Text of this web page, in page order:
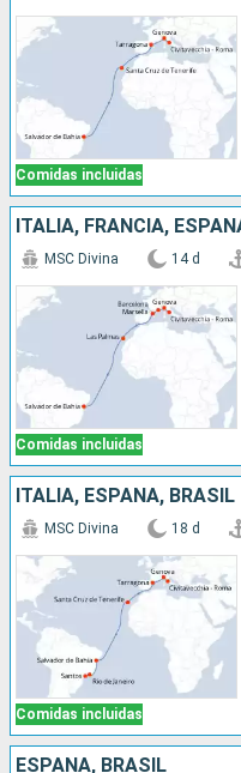
Comidas incluidas
ITALIA, FRANCIA,
Comidas incluidas
MSC Divina 14 d
ITALIA, ESPAÑA, BRASIL
Comidas incluidas
MSC Divina 18 d
ESPAÑA, BRASIL